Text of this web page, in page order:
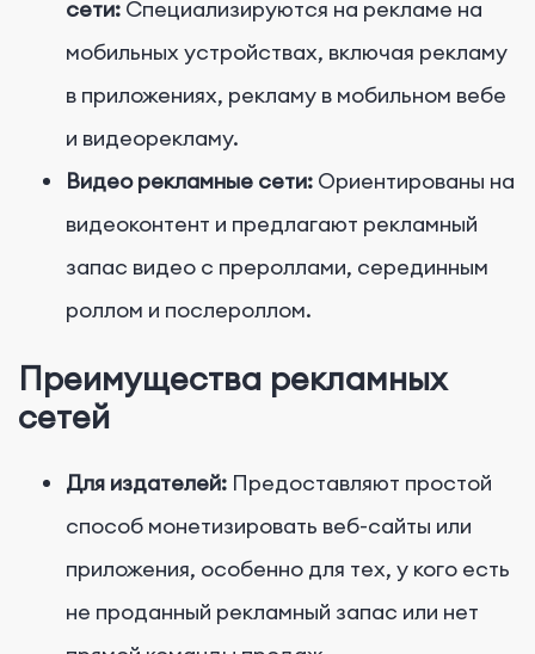
сети: Специализируются на рекламе на
мобильных устройствах, включая рекламу
в приложениях, рекламу в мобильном вебе
и видеорекламу.
Видео рекламные сети: Ориентированы на
видеоконтент и предлагают рекламный
запас видео с прероллами, серединным
роллом и послероллом.
Преимущества рекламных
сетей
Для издателей: Предоставляют простой
способ монетизировать веб-сайты или
приложения, особенно для тех, у кого есть
не проданный рекламный запас или нет